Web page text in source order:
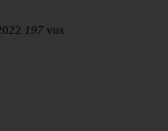
197 vus